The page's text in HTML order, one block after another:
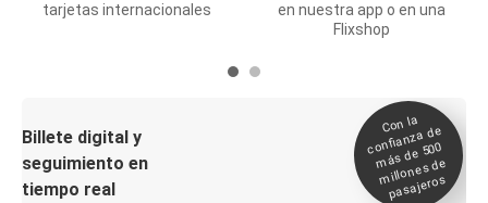
tarjetas internacionales
en nuestra app o en una
Flixshop
Billete digital y
seguimiento en
tiempo real
Con la
confianza de
más de 500
millones de
pasajeros